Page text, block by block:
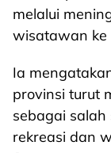
melalui
wisatawan ke
Ia
provinsi turut
sebagai
rekreasi dan